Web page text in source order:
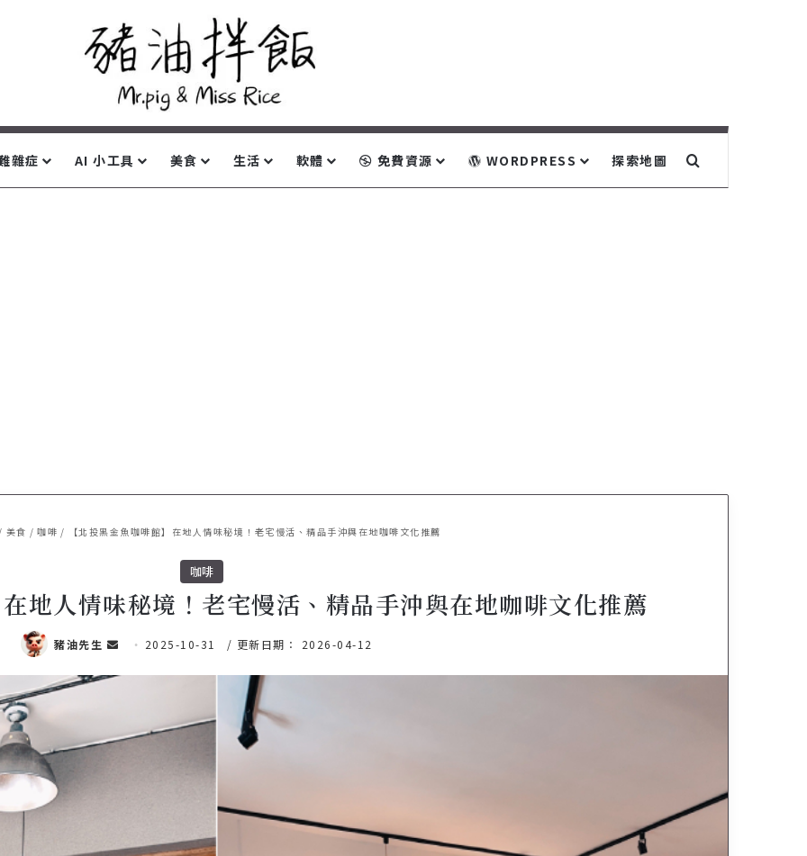
雜症 AI 小工具 美食 生活 軟體 免費資源 WORDPRESS 探索地圖
美食 / 咖啡 / 【北投黑金魚咖啡館】在地人情味秘境！老宅慢活、精品手沖與在地咖啡文化推薦
咖啡
地人情味秘境！老宅慢活、精品手沖與在地咖啡文化推薦
豬油先生 2025-10-31 / 更新日期： 2026-04-12